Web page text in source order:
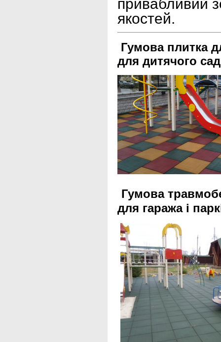
привабливий
якостей.
Гумова плитка
для дитячого
Гумова
для гаража і